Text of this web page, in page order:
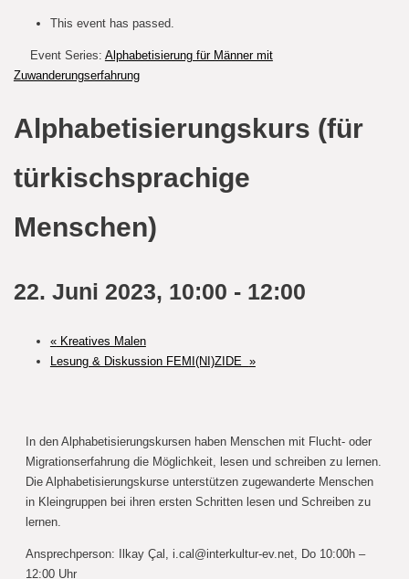
This event has passed.
Event Series: Alphabetisierung für Männer mit
Zuwanderungserfahrung
Alphabetisierungskurs (für
türkischsprachige
Menschen)
22. Juni 2023, 10:00 - 12:00
«Kreatives Malen
Lesung & Diskussion FEMI(NI)ZIDE »
In den Alphabetisierungskursen haben Menschen mit Flucht- oder
Migrationserfahrung die Möglichkeit, lesen und schreiben zu lernen.
Die Alphabetisierungskurse unterstützen zugewanderte Menschen
in Kleingruppen bei ihren ersten Schritten lesen und Schreiben zu
lernen.
Ansprechperson: Ilkay Çal, i.cal@interkultur-ev.net, Do 10:00h –
12:00 Uhr